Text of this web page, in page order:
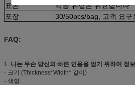
표본
각종 유형은 유효합니다
포장
30/50pcs/bag, 고객 요구
FAQ:
1. 나는 무슨 당신의 빠른 인용을 얻기 위하여 정
- 크기 (Thickness*Width* 길이)
- 색깔